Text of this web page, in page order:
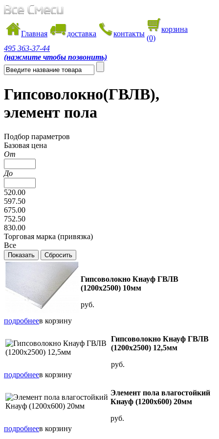
Главная доставка контакты
корзина
(0)
495 363-37-44
(нажмите чтобы позвонить)
Гипсоволокно(ГВЛВ),
элемент пола
Подбор параметров
Базовая цена
От
До
520.00
597.50
675.00
752.50
830.00
Торговая марка (привязка)
Все
Гипсоволокно Кнауф ГВЛВ
(1200х2500) 10мм
руб.
подробнеев корзину
Гипсоволокно Кнауф ГВЛВ
(1200х2500) 12,5мм
руб.
подробнеев корзину
Элемент пола влагостойкий
Кнауф (1200х600) 20мм
руб.
подробнеев корзину